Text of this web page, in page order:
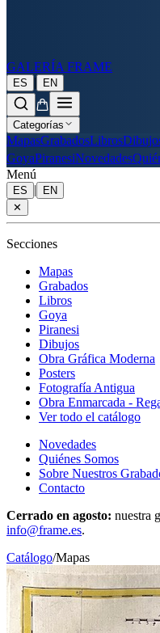
GALERÍA FRAME
ES | EN
Categorías
MapasGrabadosLibros
GoyaPiranesiNovedades
Menú
ES |
EN
✕
Secciones
Mapas
Grabados
Libros
Goya
Piranesi
Dibujos
Obra Gráfica Moderna
Posters
Fotografía Antigua
Obra Enmarcada -
Ver todo el catálogo
Novedades
Quiénes Somos
Sobre Nuestros
Contacto
Cerrado en agosto: nuestra
info@frame.es.
Catálogo/Mapas